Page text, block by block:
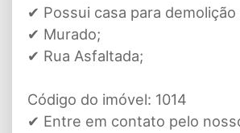
✔ Possui casa para
✔ Murado;
✔ Rua Asfaltada;
Código do imóvel: 1014
✔ Entre em contato pelo